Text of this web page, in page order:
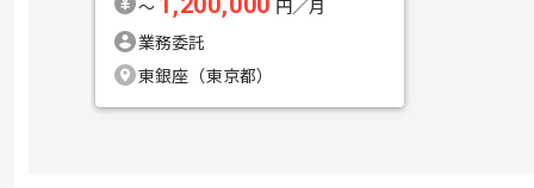
〜
円／月
業務委託
東銀座（東京都）